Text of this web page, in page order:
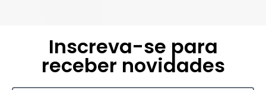
Inscreva-se para
receber novidades